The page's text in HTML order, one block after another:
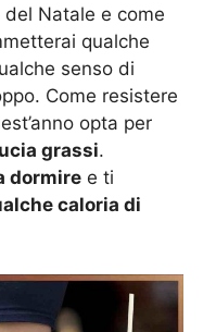
del Natale e come
qualche
senso di
Come resistere
opta per
grassi.
dormire e ti
caloria di